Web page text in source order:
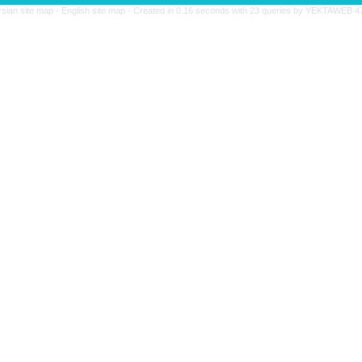
site map - English site map - Created in 0.16 seconds with 23 queries by YEKTAWEB